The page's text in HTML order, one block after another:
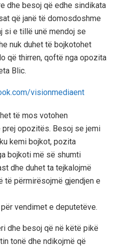
dhe besoj që edhe sindikata
që janë të domosdoshme
si e tillë unë mendoj se
nuk duhet të bojkotohet
që thirren, qoftë nga opozita
Blic.
të mos votohen
opozitës. Besoj se jemi
kemi bojkot, pozita
bojkoti më së shumti
dhe duhet ta tejkalojmë
të përmirësojmë gjendjen e
vendimet e deputetëve.
dhe besoj që në këtë pikë
tonë dhe ndikojmë që